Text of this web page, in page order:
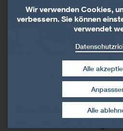
Wir verwenden Cookies,
verbessern. Sie können
verwendet
Alle
Alle
Zustimmung